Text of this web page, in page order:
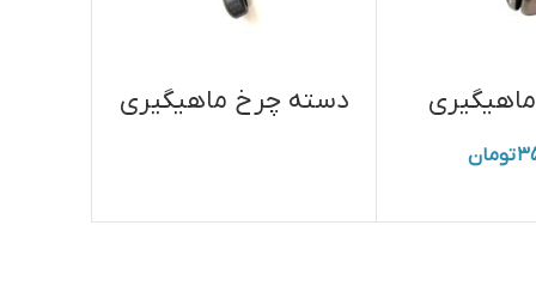
تومان
دسته چرخ ماهیگیری